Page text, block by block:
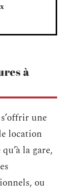
à
une
location
la gare,
ou